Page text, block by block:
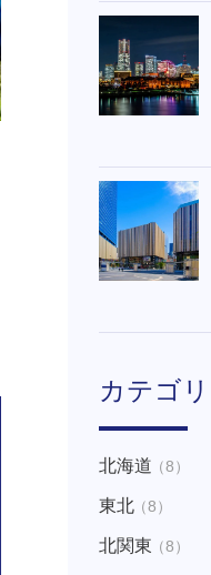
カテゴリ
北海道（8）
東北（8）
北関東（8）